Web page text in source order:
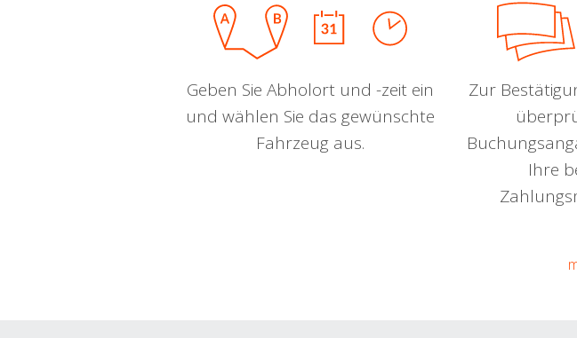
Geben Sie Abholort und -zeit ein
und wählen Sie das gewünschte
Fahrzeug aus.
Zur
Ihre